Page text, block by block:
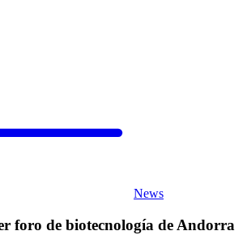
News
foro de biotecnología de Andorra